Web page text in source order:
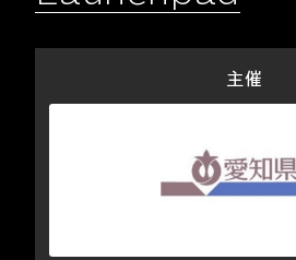
主催